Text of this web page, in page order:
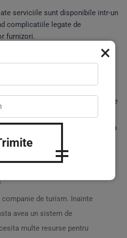
serviciile sunt disponibile intr-un
complicatiile legate de
furnizori.
Fiecare proiect este extensibil in
tale, din momentul conceptiei si
dedicata care se ocupe de orice
Investitia ta este bine gestionata
solutii disponibile.
agentia ta poate
de turism. Inainte
avea un sistem de
multe resurse pentru
×